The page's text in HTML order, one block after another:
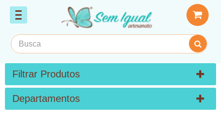
Filtrar Produtos
Departamentos